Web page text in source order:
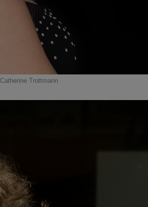
Trottmann